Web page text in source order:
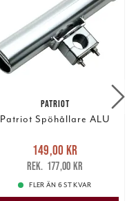
PATRIOT
Patriot Spöhållare ALU
Nuvarande pris
149,00 krTidigare pris
177,00 kr
149,00 kr
177,00 kr
FLER ÄN 6 ST KVAR